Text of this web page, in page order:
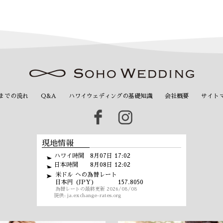
での流れ Q&A ハワイウェディングの基礎知識 会社概要 サイト
現地情報
ハワイ時間 8月07日 17:02
日本時間 8月08日 12:02
米ドル への為替レート
日本円 (JPY)
157.8050
為替レートの最終更新 2026/08/08
提供: ja.exchange-rates.org